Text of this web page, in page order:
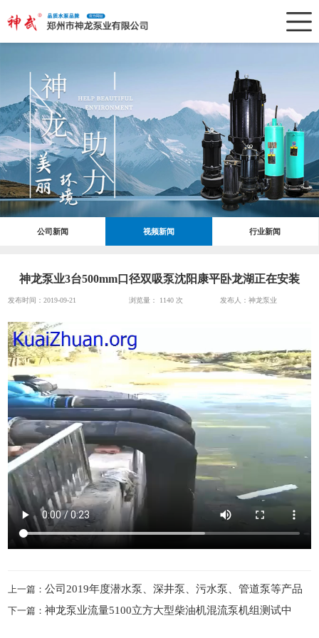
公司新闻 视频新闻 行业新闻
神龙泵业3台500mm口径双吸泵沈阳康平卧龙湖正在安装
发布时间：2019-09-21 浏览量： 1140 次 发布人：神龙泵业
上一篇：公司2019年度潜水泵、深井泵、污水泵、管道泵等产品
展示现场
下一篇：神龙泵业流量5100立方大型柴油机混流泵机组测试中